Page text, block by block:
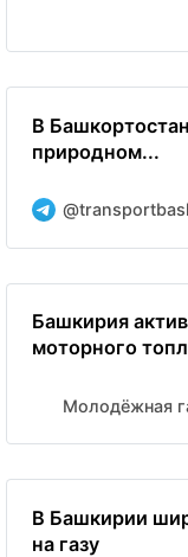
что делает эти
В
природном...
Башкирия
моторного
Молодёжная
В Башкирии
на газу